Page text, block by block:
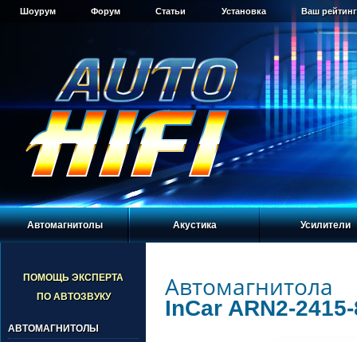
Шоурум Форум Статьи Установка Ваш
Автомагнитолы Акустика Усилители
ПОМОЩЬ ЭКСПЕРТА
ПО АВТОЗВУКУ
АВТОМАГНИТОЛЫ
Автомагнитола
InCar ARN2-